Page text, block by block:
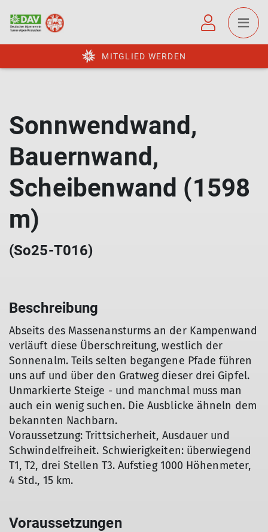
MITGLIED WERDEN
Sonnwendwand,
Bauernwand,
Scheibenwand (1598
m)
(So25-T016)
Beschreibung
Abseits des Massenansturms an der Kampenwand
verläuft diese Überschreitung, westlich der
Sonnenalm. Teils selten begangene Pfade führen
uns auf und über den Gratweg dieser drei Gipfel.
Unmarkierte Steige - und manchmal muss man
auch ein wenig suchen. Die Ausblicke ähneln dem
bekannten Nachbarn.
Voraussetzung: Trittsicherheit, Ausdauer und
Schwindelfreiheit. Schwierigkeiten: überwiegend
T1, T2, drei Stellen T3. Aufstieg 1000 Höhenmeter,
4 Std., 15 km.
Voraussetzungen